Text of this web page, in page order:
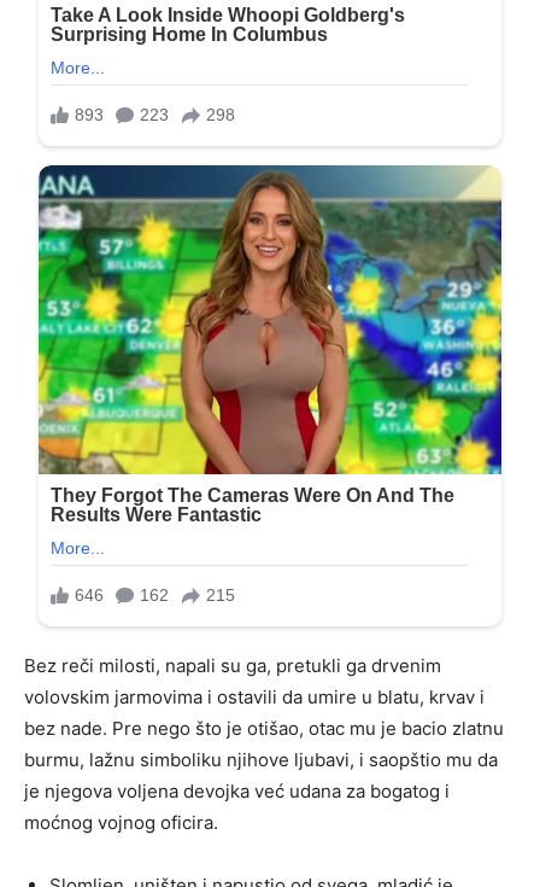
Bez reči milosti, napali su ga, pretukli ga drvenim
volovskim jarmovima i ostavili da umire u blatu, krvav i
bez nade. Pre nego što je otišao, otac mu je bacio zlatnu
burmu, lažnu simboliku njihove ljubavi, i saopštio mu da
je njegova voljena devojka već udana za bogatog i
moćnog vojnog oficira.